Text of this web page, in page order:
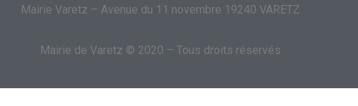
Mairie Varetz – Avenue du 11 novembre 19240 VARETZ
Mairie de Varetz © 2020 – Tous droits réservés